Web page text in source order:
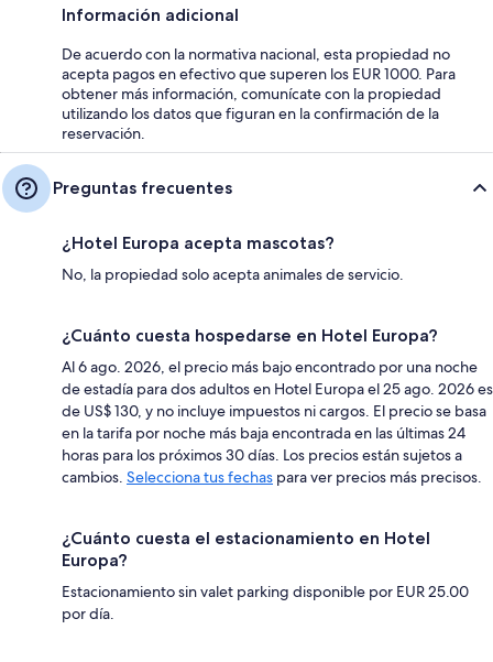
Información adicional
De acuerdo con la normativa nacional, esta propiedad no
acepta pagos en efectivo que superen los EUR 1000. Para
obtener más información, comunícate con la propiedad
utilizando los datos que figuran en la confirmación de la
reservación.
Preguntas frecuentes
¿Hotel Europa acepta mascotas?
No, la propiedad solo acepta animales de servicio.
¿Cuánto cuesta hospedarse en Hotel Europa?
Al 6 ago. 2026, el precio más bajo encontrado por una noche
de estadía para dos adultos en Hotel Europa el 25 ago. 2026 es
de US$ 130, y no incluye impuestos ni cargos. El precio se basa
en la tarifa por noche más baja encontrada en las últimas 24
horas para los próximos 30 días. Los precios están sujetos a
cambios. Selecciona tus fechas para ver precios más precisos.
¿Cuánto cuesta el estacionamiento en Hotel
Europa?
Estacionamiento sin valet parking disponible por EUR 25.00
por día.